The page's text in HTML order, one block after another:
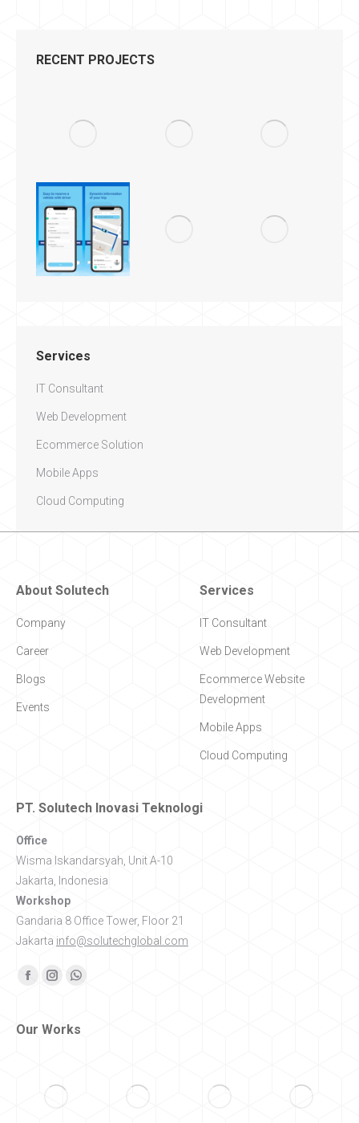
RECENT PROJECTS
Services
IT Consultant
Web Development
Ecommerce Solution
Mobile Apps
Cloud Computing
About Solutech
Company
Career
Blogs
Events
Services
IT Consultant
Web Development
Ecommerce Website
Development
Mobile Apps
Cloud Computing
PT. Solutech Inovasi Teknologi
Office
Wisma Iskandarsyah, Unit A-10
Jakarta, Indonesia
Workshop
Gandaria 8 Office Tower, Floor 21
Jakarta info@solutechglobal.com
Find us on:
InstagramWhatsapp
Our Works